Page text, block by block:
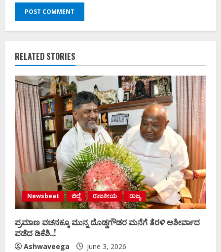
RELATED STORIES
Newsbeat ಜಿಲ್ಲೆ ರಾಜಕೀಯ ರಾಜ್ಯ
ಪ್ರಮಾಣ ವಚನಕ್ಕೂ ಮುನ್ನ ದೊಡ್ಡಗೌಡರ ಮನೆಗೆ ತೆರಳಿ ಆಶೀರ್ವಾದ
ಪಡೆದ ಡಿಕೆಶಿ..!
Ashwaveega June 3, 2026